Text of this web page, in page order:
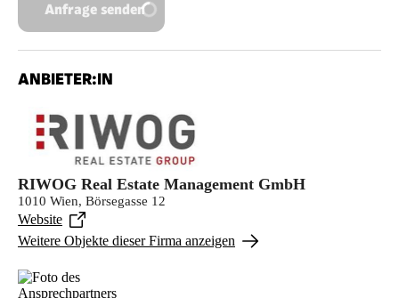
Anfrage senden
ANBIETER:IN
RIWOG Real Estate Management GmbH
1010 Wien, Börsegasse 12
Website
Weitere Objekte dieser Firma anzeigen